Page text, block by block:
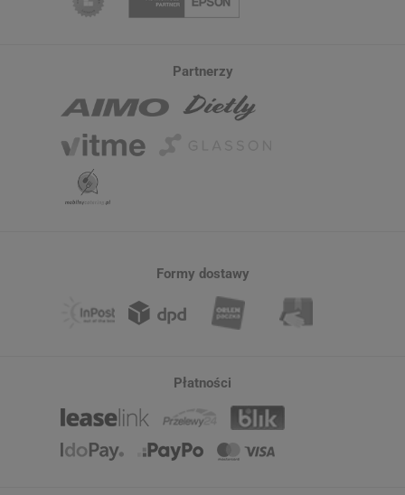
Partnerzy
Formy dostawy
Płatności